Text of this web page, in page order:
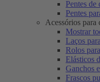
Pentes de
Pentes
Acessórios para
Mostrar
Laços
Rolos
Elásticos
Ganchos
Frascos